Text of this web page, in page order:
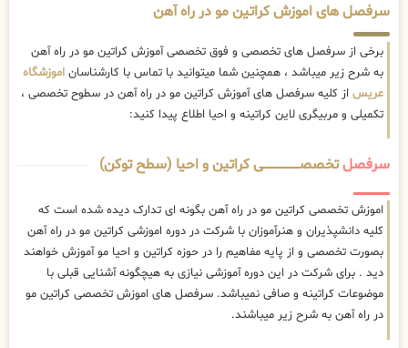
سرفصل های اموزش کراتین مو در راه آهن
برخی از سرفصل های تخصصی و فوق تخصصی آموزش کراتین مو در راه آهن
به شرح زیر میباشد ، همچنین شما میتوانید با تماس با کارشناسان اموزشگاه
عریس از کلیه سرفصل های آموزش کراتین مو در راه آهن در سطوح تخصصی ،
تکمیلی و مربیگری لاین کراتینه و احیا اطلاع پیدا کنید:
سرفصلتخصصــــــــــــــــــــی کراتین و احیا (سطح توکن)
اموزش تخصصی کراتین مو در راه آهن بگونه ای تدارک دیده شده است که
کلیه دانشپذیران و هنرآموزان با شرکت در دوره اموزشی کراتین مو در راه آهن
بصورت تخصصی و از پایه مفاهیم را در حوزه کراتین و احیا مو آموزش خواهند
دید . برای شرکت در این دوره آموزشی نیازی به هیچگونه آشنایی قبلی با
موضوعات کراتینه و صافی نمیباشد. سرفصل های اموزش تخصصی کراتین مو
در راه آهن به شرح زیر میباشند.